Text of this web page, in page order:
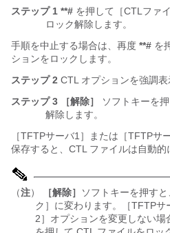
ステップ 1 **# を押して［CTLファ
ロック解除します。
手順を中止する場合は、再度 **# を
ションをロックします。
ステップ 2 CTL オプションを強調表
ステップ 3
［解除］
ソフトキーを
解除します。
［TFTPサーバ1］または［TFTPサ
保存すると、CTL ファイルは自動的
（注） ［解除］ ソフトキーを押す
ク］に変わります。［TFTP
2］オプションを変更しない場